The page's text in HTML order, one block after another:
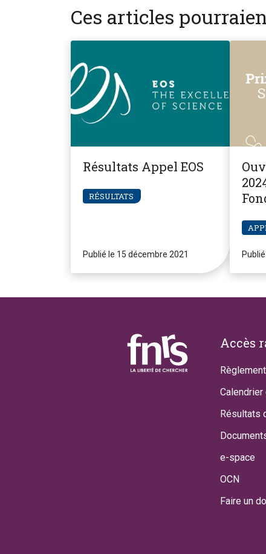
Ces articles
Résultats Appel EOS
RÉSULTATS
Publié le 15 décembre 2021
Footer
Accès
Résultats
e-space
OCN
Faire un